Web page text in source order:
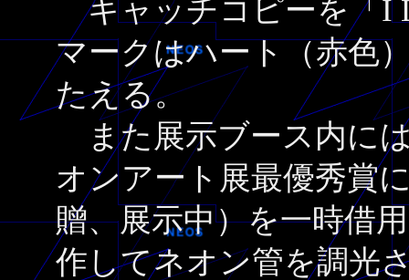
キャッチコピーを「I
マークはハート（赤色
たえる。
また展示ブース内に
オンアート展最優秀賞
贈、展示中）を一時借
作してネオン管を調光